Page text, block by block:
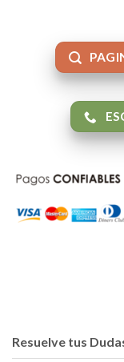
Resuelve tus